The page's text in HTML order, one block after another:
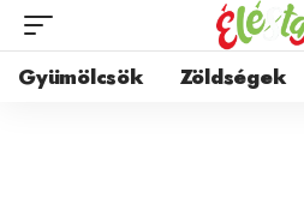
Gyümölcsök Zöldségek